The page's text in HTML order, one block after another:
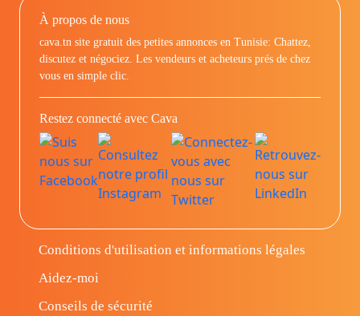
À propos de nous
cava.tn site gratuit des petites annonces en Tunisie: Chattez,
discutez et négociez. Les vendeurs et acheteurs prés de chez
vous en simple clic.
Restez connecté avec Cava
Conditions d'utilisation et informations légales
Aidez-moi
Conseils de sécurité